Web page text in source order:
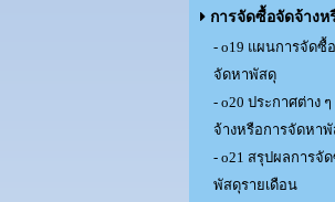
การจัดซื้อจัดจ้างห
- o19 แผนการจัดซื้
จัดหาพัสดุ
- o20 ประกาศต่าง
จ้างหรือการจัดหา
- o21 สรุปผลการจั
พัสดุรายเดือน